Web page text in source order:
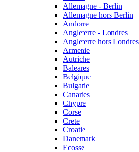
Allemagne - Berlin
Allemagne hors Berlin
Andorre
Angleterre - Londres
Angleterre hors Londres
Armenie
Autriche
Baleares
Belgique
Bulgarie
Canaries
Chypre
Corse
Crete
Croatie
Danemark
Ecosse